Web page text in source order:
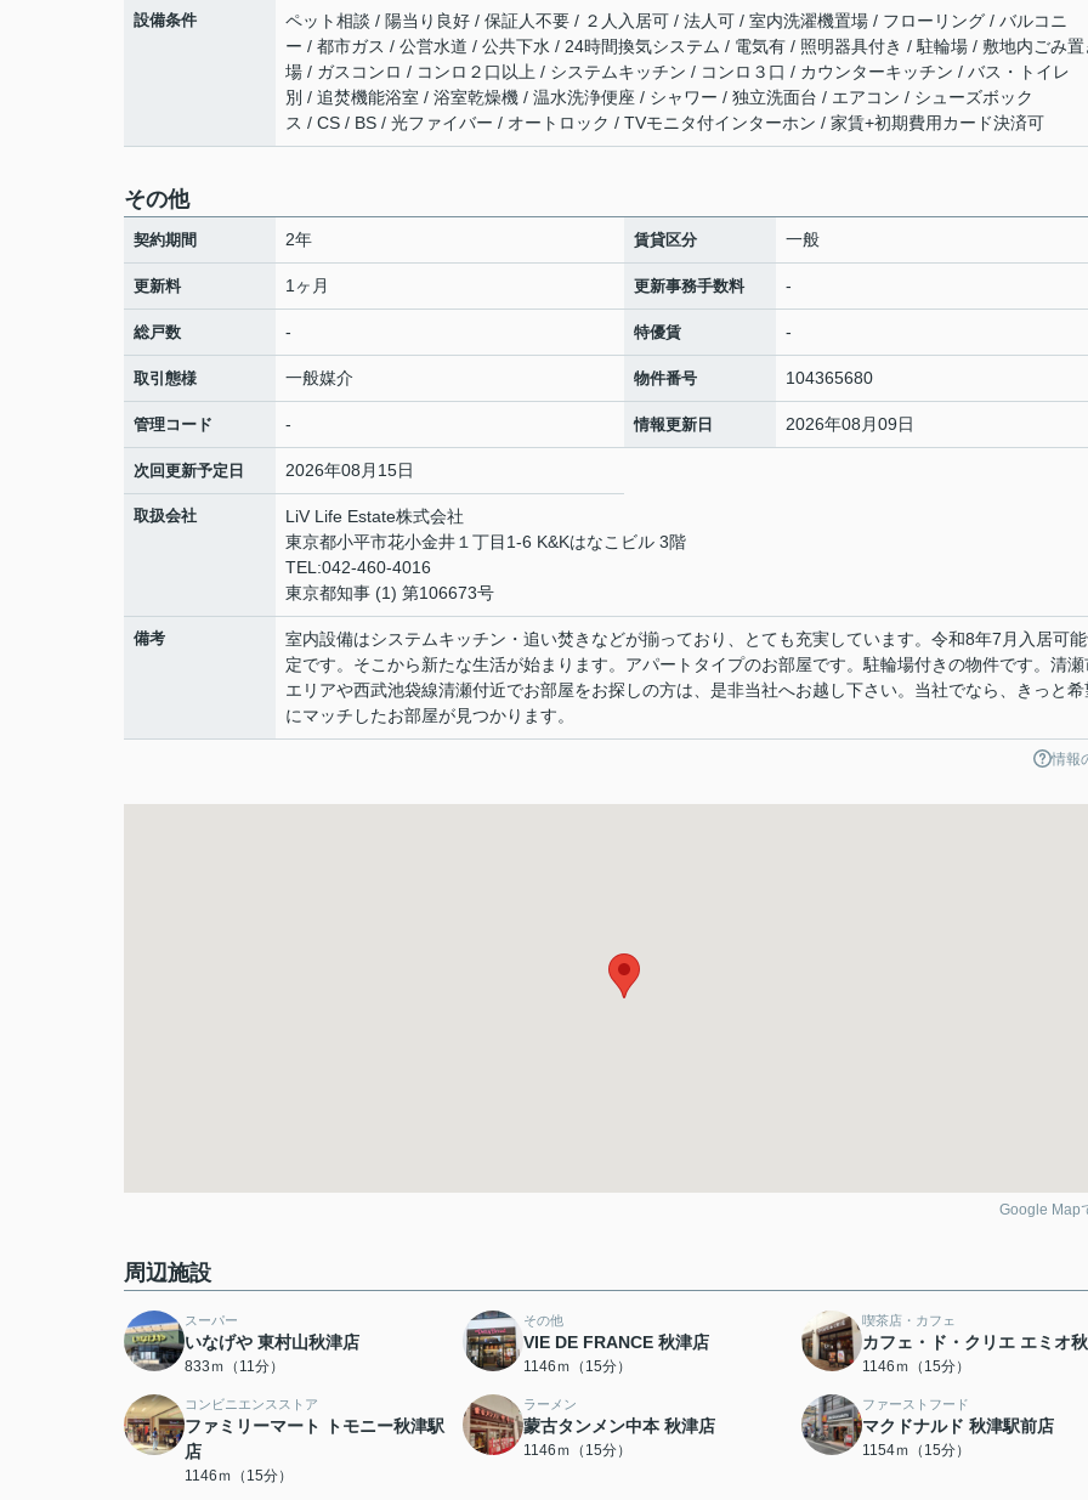
設備条件
ペット相談 / 陽当り良好 / 保証人不要 / ２人入居可 / 法人可 / 室内洗濯機置場 / フローリング / バルコニ
ー / 都市ガス / 公営水道 / 公共下水 / 24時間換気システム / 電気有 / 照明器具付き / 駐輪場 / 敷地内ごみ置
場 / ガスコンロ / コンロ２口以上 / システムキッチン / コンロ３口 / カウンターキッチン / バス・トイレ
別 / 追焚機能浴室 / 浴室乾燥機 / 温水洗浄便座 / シャワー / 独立洗面台 / エアコン / シューズボック
ス / CS / BS / 光ファイバー / オートロック / TVモニタ付インターホン / 家賃+初期費用カード決済可
その他
契約期間 2年 賃貸区分 一般
更新料 1ヶ月 更新事務手数料 -
総戸数 - 特優賃 -
取引態様 一般媒介 物件番号 104365680
管理コード - 情報更新日 2026年08月09日
次回更新予定日 2026年08月15日
取扱会社
LiV Life Estate株式会社
東京都小平市花小金井１丁目1-6 K&Kはなこビル 3階
TEL:042-460-4016
東京都知事 (1) 第106673号
備考
室内設備はシステムキッチン・追い焚きなどが揃っており、とても充実しています。令和8年7月入居可
定です。そこから新たな生活が始まります。アパートタイプのお部屋です。駐輪場付きの物件です。清瀬
エリアや西武池袋線清瀬付近でお部屋をお探しの方は、是非当社へお越し下さい。当社でなら、きっと希
にマッチしたお部屋が見つかります。
情報
Google Map
周辺施設
スーパー
いなげや 東村山秋津店
833ｍ（11分）
その他
VIE DE FRANCE 秋津店
1146ｍ（15分）
喫茶店・カフェ
カフェ・ド・クリエ エミオ
1146ｍ（15分）
コンビニエンスストア
ファミリーマート トモニー秋津駅
店
1146ｍ（15分）
ラーメン
蒙古タンメン中本 秋津店
1146ｍ（15分）
ファーストフード
マクドナルド 秋津駅前店
1154ｍ（15分）